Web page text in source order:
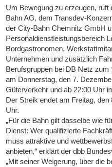
Um Bewegung zu erzeugen, ruft
Bahn AG, dem Transdev-
der City-Bahn Chemnitz GmbH
Personaldienstleistungsbereich
Bordgastronomen,
Unternehmen und zusätzlich
Berufsgruppen bei DB Netz zum
am Donnerstag, den 7.
Güterverkehr und ab 22:00 Uhr
Der Streik endet am Freitag,
Uhr.
„Für die Bahn gilt dasselbe wie
Dienst: Wer qualifizierte
muss attraktive und
anbieten,“ erklärt der dbb
„Mit seiner Weigerung, über die